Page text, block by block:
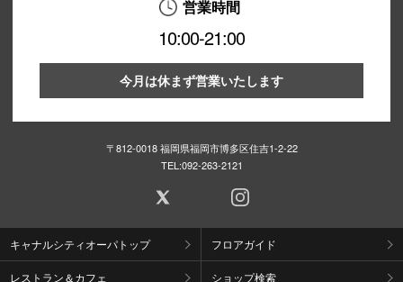
営業時間
10:00-21:00
今月は休まず営業いたします
〒812-0018 福岡県福岡市博多区住吉1-2-22
TEL:092-263-2121
キャナルシティオーパトップ フロアガイド
レストラン＆カフェ ショップ検索